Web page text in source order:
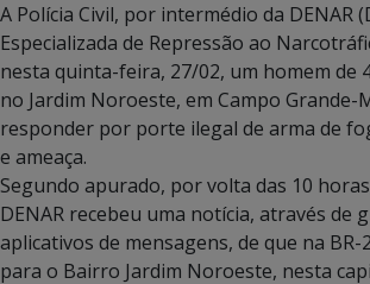
A Polícia Civil, por intermédio da DENAR
Especializada de Repressão ao
nesta quinta-feira, 27/02, um homem de
no Jardim Noroeste, em Campo Grande-
responder por porte ilegal de arma de
e ameaça.
Segundo apurado, por volta das 10
DENAR recebeu uma notícia, através de
aplicativos de mensagens, de que na BR-
para o Bairro Jardim Noroeste, nesta